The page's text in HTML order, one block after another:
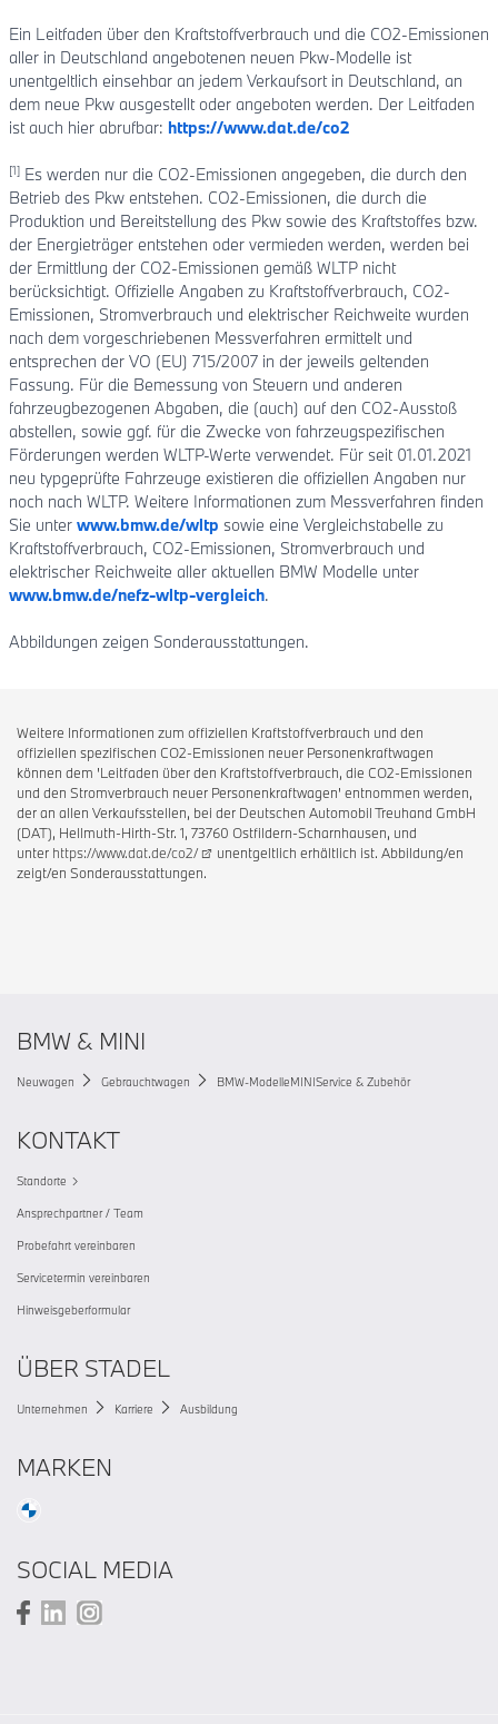
Ein Leitfaden über den Kraftstoffverbrauch und die CO2-Emissionen
aller in Deutschland angebotenen neuen Pkw-Modelle ist
unentgeltlich einsehbar an jedem Verkaufsort in Deutschland, an
dem neue Pkw ausgestellt oder angeboten werden. Der Leitfaden
ist auch hier abrufbar: https://www.dat.de/co2
[1] Es werden nur die CO2-Emissionen angegeben, die durch den
Betrieb des Pkw entstehen. CO2-Emissionen, die durch die
Produktion und Bereitstellung des Pkw sowie des Kraftstoffes bzw.
der Energieträger entstehen oder vermieden werden, werden bei
der Ermittlung der CO2-Emissionen gemäß WLTP nicht
berücksichtigt. Offizielle Angaben zu Kraftstoffverbrauch, CO2-
Emissionen, Stromverbrauch und elektrischer Reichweite wurden
nach dem vorgeschriebenen Messverfahren ermittelt und
entsprechen der VO (EU) 715/2007 in der jeweils geltenden
Fassung. Für die Bemessung von Steuern und anderen
fahrzeugbezogenen Abgaben, die (auch) auf den CO2-Ausstoß
abstellen, sowie ggf. für die Zwecke von fahrzeugspezifischen
Förderungen werden WLTP-Werte verwendet. Für seit 01.01.2021
neu typgeprüfte Fahrzeuge existieren die offiziellen Angaben nur
noch nach WLTP. Weitere Informationen zum Messverfahren finden
Sie unter www.bmw.de/wltp sowie eine Vergleichstabelle zu
Kraftstoffverbrauch, CO2-Emissionen, Stromverbrauch und
elektrischer Reichweite aller aktuellen BMW Modelle unter
www.bmw.de/nefz-wltp-vergleich.
Abbildungen zeigen Sonderausstattungen.
Weitere Informationen zum offiziellen Kraftstoffverbrauch und den
offiziellen spezifischen CO2-Emissionen neuer Personenkraftwagen
können dem 'Leitfaden über den Kraftstoffverbrauch, die CO2-Emissionen
und den Stromverbrauch neuer Personenkraftwagen' entnommen werden,
der an allen Verkaufsstellen, bei der Deutschen Automobil Treuhand GmbH
(DAT), Hellmuth-Hirth-Str. 1, 73760 Ostfildern-Scharnhausen, und
unter https://www.dat.de/co2/
unentgeltlich erhältlich ist. Abbildung/en
zeigt/en Sonderausstattungen.
BMW & MINI
Neuwagen Gebrauchtwagen BMW-ModelleMINIService & Zubehör
KONTAKT
Standorte
Ansprechpartner / Team
Probefahrt vereinbaren
Servicetermin vereinbaren
Hinweisgeberformular
ÜBER STADEL
Unternehmen Karriere Ausbildung
MARKEN
SOCIAL MEDIA